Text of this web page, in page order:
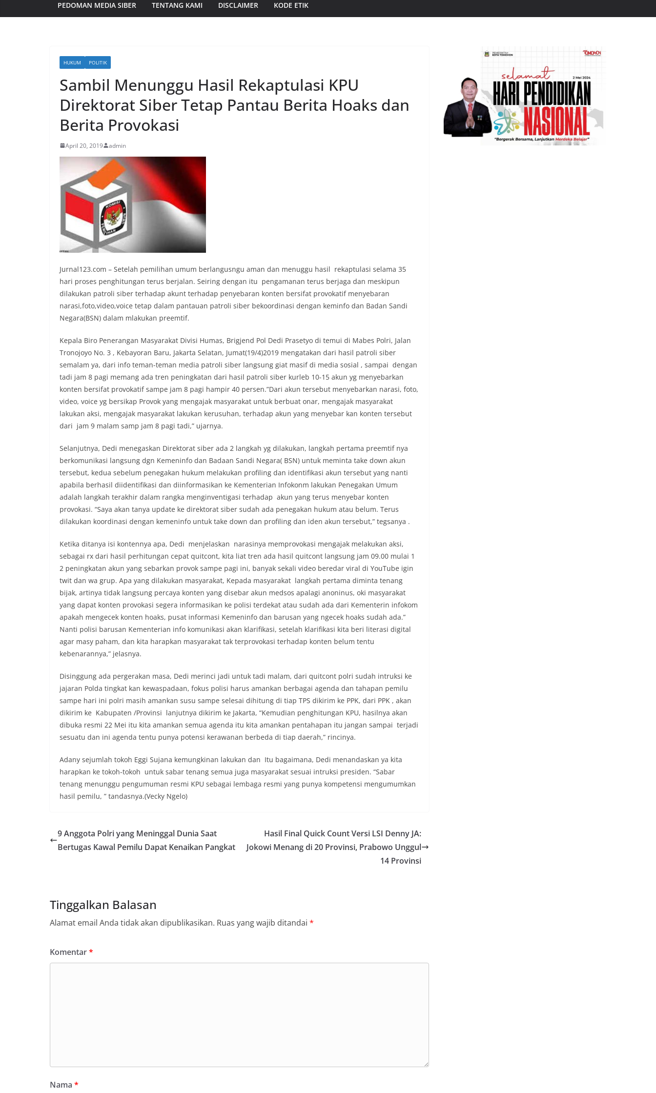
PEDOMAN MEDIA SIBER TENTANG KAMI DISCLAIMER KODE ETIK
HUKUM POLITIK
Sambil Menunggu Hasil Rekaptulasi KPU
Direktorat Siber Tetap Pantau Berita Hoaks dan
Berita Provokasi
April 20, 2019 admin
Jurnal123.com – Setelah pemilihan umum berlangusngu aman dan menuggu hasil rekaptulasi selama 35
hari proses penghitungan terus berjalan. Seiring dengan itu pengamanan terus berjaga dan meskipun
dilakukan patroli siber terhadap akunt terhadap penyebaran konten bersifat provokatif menyebaran
narasi,foto,video,voice tetap dalam pantauan patroli siber bekoordinasi dengan keminfo dan Badan Sandi
Negara(BSN) dalam mlakukan preemtif.
Kepala Biro Penerangan Masyarakat Divisi Humas, Brigjend Pol Dedi Prasetyo di temui di Mabes Polri, Jalan
Tronojoyo No. 3 , Kebayoran Baru, Jakarta Selatan, Jumat(19/4)2019 mengatakan dari hasil patroli siber
semalam ya, dari info teman-teman media patroli siber langsung giat masif di media sosial , sampai dengan
tadi jam 8 pagi memang ada tren peningkatan dari hasil patroli siber kurleb 10-15 akun yg menyebarkan
konten bersifat provokatif sampe jam 8 pagi hampir 40 persen.”Dari akun tersebut menyebarkan narasi, foto,
video, voice yg bersikap Provok yang mengajak masyarakat untuk berbuat onar, mengajak masyarakat
lakukan aksi, mengajak masyarakat lakukan kerusuhan, terhadap akun yang menyebar kan konten tersebut
dari jam 9 malam samp jam 8 pagi tadi,” ujarnya.
Selanjutnya, Dedi menegaskan Direktorat siber ada 2 langkah yg dilakukan, langkah pertama preemtif nya
berkomunikasi langsung dgn Kemeninfo dan Badaan Sandi Negara( BSN) untuk meminta take down akun
tersebut, kedua sebelum penegakan hukum melakukan profiling dan identifikasi akun tersebut yang nanti
apabila berhasil diidentifikasi dan diinformasikan ke Kementerian Infokonm lakukan Penegakan Umum
adalah langkah terakhir dalam rangka menginventigasi terhadap akun yang terus menyebar konten
provokasi. “Saya akan tanya update ke direktorat siber sudah ada penegakan hukum atau belum. Terus
dilakukan koordinasi dengan kemeninfo untuk take down dan profiling dan iden akun tersebut,” tegsanya .
Ketika ditanya isi kontennya apa, Dedi menjelaskan narasinya memprovokasi mengajak melakukan aksi,
sebagai rx dari hasil perhitungan cepat quitcont, kita liat tren ada hasil quitcont langsung jam 09.00 mulai 1
2 peningkatan akun yang sebarkan provok sampe pagi ini, banyak sekali video beredar viral di YouTube igin
twit dan wa grup. Apa yang dilakukan masyarakat, Kepada masyarakat langkah pertama diminta tenang
bijak, artinya tidak langsung percaya konten yang disebar akun medsos apalagi anoninus, oki masyarakat
yang dapat konten provokasi segera informasikan ke polisi terdekat atau sudah ada dari Kementerin infokom
apakah mengecek konten hoaks, pusat informasi Kemeninfo dan barusan yang ngecek hoaks sudah ada.”
Nanti polisi barusan Kementerian info komunikasi akan klarifikasi, setelah klarifikasi kita beri literasi digital
agar masy paham, dan kita harapkan masyarakat tak terprovokasi terhadap konten belum tentu
kebenarannya,” jelasnya.
Disinggung ada pergerakan masa, Dedi merinci jadi untuk tadi malam, dari quitcont polri sudah intruksi ke
jajaran Polda tingkat kan kewaspadaan, fokus polisi harus amankan berbagai agenda dan tahapan pemilu
sampe hari ini polri masih amankan susu sampe selesai dihitung di tiap TPS dikirim ke PPK, dari PPK , akan
dikirim ke Kabupaten /Provinsi lanjutnya dikirim ke Jakarta, “Kemudian penghitungan KPU, hasilnya akan
dibuka resmi 22 Mei itu kita amankan semua agenda itu kita amankan pentahapan itu jangan sampai terjadi
sesuatu dan ini agenda tentu punya potensi kerawanan berbeda di tiap daerah,” rincinya.
Adany sejumlah tokoh Eggi Sujana kemungkinan lakukan dan Itu bagaimana, Dedi menandaskan ya kita
harapkan ke tokoh-tokoh untuk sabar tenang semua juga masyarakat sesuai intruksi presiden. “Sabar
tenang menunggu pengumuman resmi KPU sebagai lembaga resmi yang punya kompetensi mengumumkan
hasil pemilu, ” tandasnya.(Vecky Ngelo)
9 Anggota Polri yang Meninggal Dunia Saat
Bertugas Kawal Pemilu Dapat Kenaikan Pangkat
Hasil Final Quick Count Versi LSI Denny JA:
Jokowi Menang di 20 Provinsi, Prabowo Unggul
14 Provinsi
Tinggalkan Balasan
Alamat email Anda tidak akan dipublikasikan. Ruas yang wajib ditandai *
Komentar*
Nama *